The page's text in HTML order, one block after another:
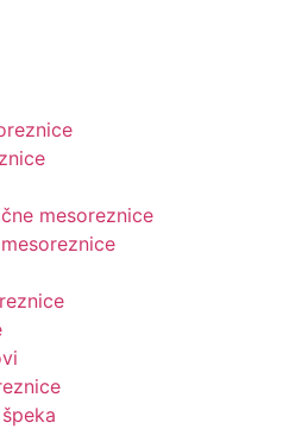
mesoreznice